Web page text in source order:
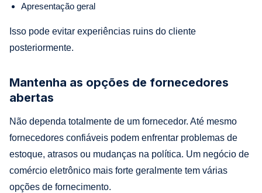
Apresentação geral
Isso pode evitar experiências ruins do cliente
posteriormente.
Mantenha as opções de fornecedores
abertas
Não dependa totalmente de um fornecedor. Até mesmo
fornecedores confiáveis podem enfrentar problemas de
estoque, atrasos ou mudanças na política. Um negócio de
comércio eletrônico mais forte geralmente tem várias
opções de fornecimento.